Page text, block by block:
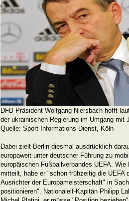
DFB-Präsident Wolfgang Niersbach hofft
der ukrainischen Regierung im Umgang mit
Quelle: Sport-Informations-Dienst, Köln
Dabei zielt Berlin diesmal ausdrücklich
europaweit unter deutscher Führung zu
europäischen Fußballverbandes UEFA.
mitteilt, habe er "schon frühzeitig die UEFA
Ausrichter der Europameisterschaft" in
positionieren". Nationalelf-Kapitän Philipp